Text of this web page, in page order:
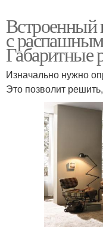
с
Габаритные
Изначально нужно
Это позволит